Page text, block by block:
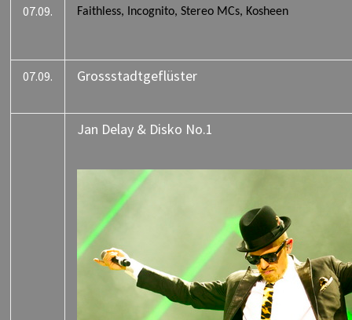
07.09. Faithless, Incognito, Stereo MCs, Kosheen
07.09. Grossstadtgeflüster
Jan Delay & Disko No.1